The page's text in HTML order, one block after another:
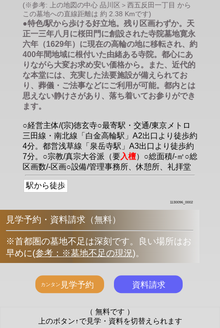
(※参考: 上の地図の中心 品川区＞西五反田一丁目 から
この墓地への直線距離は 約 2.38 Kmです)
●特色/駅から歩ける好立地。残り区画わずか。天
正一三年八月に桜田門に創設された寺院墓地寛永
六年（1629年）に現在の高輪の地に移転され、約
400年間地域に根付いた由緒ある寺院。都心にあ
りながら大変お求め安い価格から。また、近代的
な本堂には、充実した法要施設が備えられてお
り、葬儀・ご法事などにご利用が可能。都内とは
思えない静けさがあり、落ち着いてお参りができ
ます。
○経営主体/(宗)徳玄寺○最寄駅・交通/東京メトロ
三田線・南北線「白金高輪駅」A2出口より徒歩約
4分。都営浅草線「泉岳寺駅」A3出口より徒歩約
7分。○宗教/真宗大谷派（要入檀）○総面積/-㎡○総
区画数/-区画○設備/管理事務所、休憩所、礼拝堂
駅から徒歩
1130096_0002
見学予約・資料請求（無料）
※首都圏の墓地不足は深刻です。良い場所はお
早めに(参考：※墓地不足の現況)。
（ 無料です ）
上のボタン↑で見学・資料を切替えられます